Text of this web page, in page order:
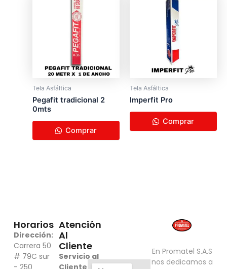
Tela Asfáltica
Pegafit tradicional 2​
0mts
Comprar
Tela Asfáltica
Imperfit Pro
Comprar
En Promatel S.A.S
nos dedicamos a
Horarios
Dirección:
Carrera 50
# 79C sur
- 250
Atención
Al
Cliente
Servicio al
Cliente: 316